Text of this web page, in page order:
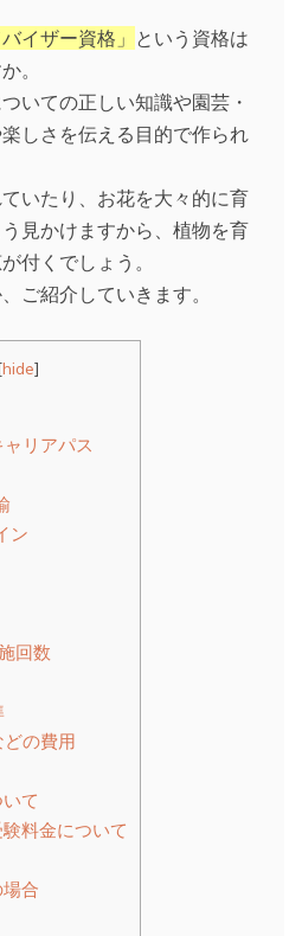
イザー資格」 という資格は
。
いての正しい知識や園芸・
しさを伝える目的で作られ
いたり、お花を大々的に育
見かけますから、植物を育
付くでしょう。
ご紹介していきます。
hide]
リアパス
ン
回数
の費用
て
料金について
合